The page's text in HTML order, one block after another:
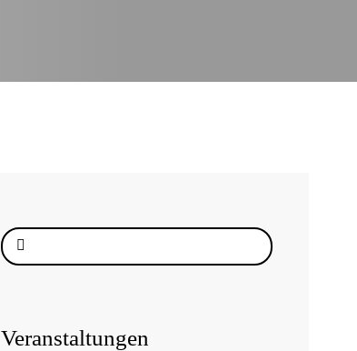
Suche
nach:
Veranstaltungen